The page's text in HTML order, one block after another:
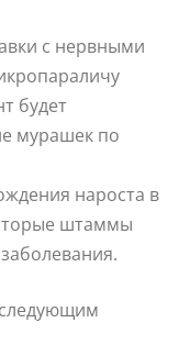
с нервными
будет
мурашек по
нароста в
штаммы